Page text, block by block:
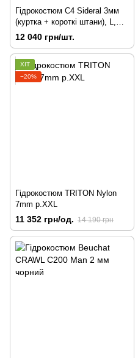
Гідрокостюм C4 Sideral 3мм
(куртка + короткі штани), L,
3мм
12 040 грн/шт.
ХІТ
−20%
Гідрокостюм TRITON Nylon
7mm p.XXL
11 352 грн/од. 14 190 грн